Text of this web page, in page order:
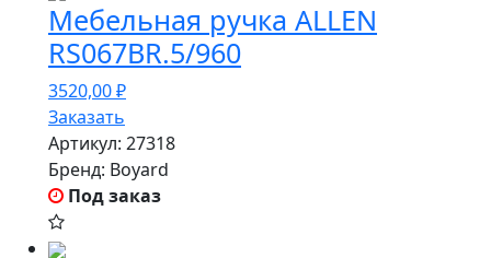
Мебельная ручка ALLEN
RS067BR.5/960
3520,00₽
Заказать
Артикул: 27318
Бренд: Boyard
Под заказ